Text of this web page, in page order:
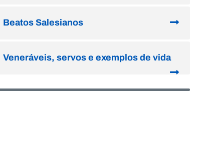
Beatos Salesianos
Veneráveis, servos e exemplos de vida